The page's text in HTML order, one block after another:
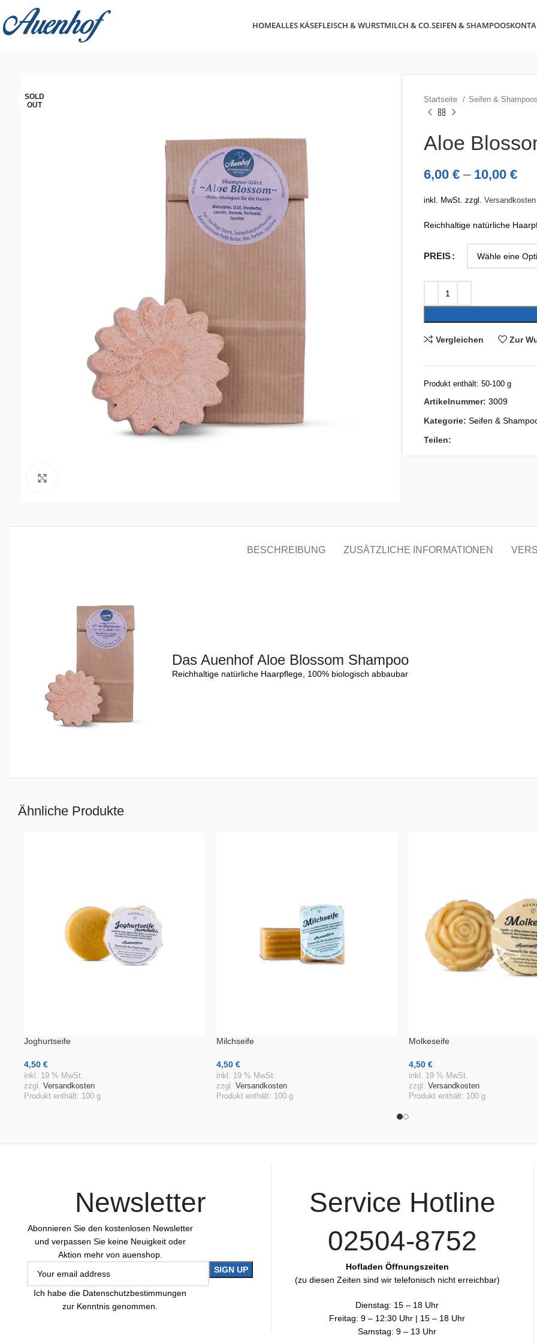
HOMEALLES KÄSEFLEISCH & WURSTMILCH & CO.SEIFEN & SHAMPOOS
SOLD
OUT
Startseite Seifen &
Aloe
6,00 € – 10,00 €
inkl. MwSt. zzgl. Versandkosten
Reichhaltige natürliche
PREIS
Vergleichen Zur
Produkt enthält: 50-100 g
Artikelnummer: 3009
Kategorie: Seifen &
Teilen:
BESCHREIBUNG ZUSÄTZLICHE INFORMATIONEN
Das Auenhof Aloe Blossom Shampoo
Reichhaltige natürliche Haarpflege, 100% biologisch abbaubar
Ähnliche Produkte
Joghurtseife
4,50 €
In Den Warenkorb
inkl. 19 % MwSt.
zzgl. Versandkosten
Produkt enthält: 100 g
Milchseife
4,50 €
In Den Warenkorb
inkl. 19 % MwSt.
zzgl. Versandkosten
Produkt enthält: 100 g
Molkeseife
4,50 €
In Den Warenkorb
inkl. 19 % MwSt.
zzgl. Versandkosten
Produkt enthält: 100 g
Newsletter
Abonnieren Sie den kostenlosen Newsletter
und verpassen Sie keine Neuigkeit oder
Aktion mehr von auenshop.
Ich habe die Datenschutzbestimmungen
zur Kenntnis genommen.
Service Hotline
02504-8752
Hofladen Öffnungszeiten
(zu diesen Zeiten sind wir telefonisch nicht erreichbar)
Dienstag: 15 – 18 Uhr
Freitag: 9 – 12:30 Uhr | 15 – 18 Uhr
Samstag: 9 – 13 Uhr